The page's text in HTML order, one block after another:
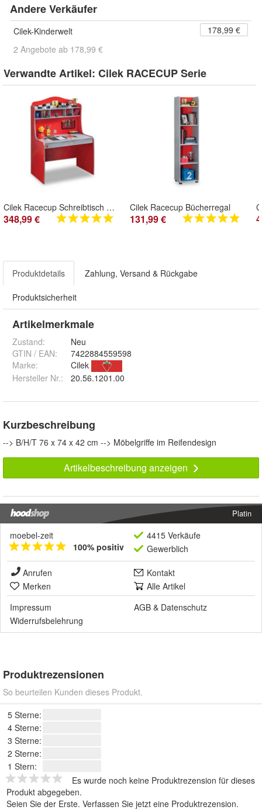
Andere Verkäufer
Cilek-Kinderwelt
178,99 €
2 Angebote ab 178,99 €
Verwandte Artikel: Cilek RACECUP Serie
Cilek Racecup Schreibtisch mit Aufsatz
348,99 €
Cilek Racecup Bücherregal
131,99 €
Produktdetails Zahlung, Versand & Rückgabe
Produktsicherheit
Artikelmerkmale
Zustand:
Neu
GTIN / EAN:
7422884559598
Marke:
Cilek
Hersteller Nr.:
20.56.1201.00
Kurzbeschreibung
--> B/H/T 76 x 74 x 42 cm --> Möbelgriffe im Reifendesign
Artikelbeschreibung anzeigen
Platin
moebel-zeit
100% positiv
4415 Verkäufe
Gewerblich
Anrufen
Kontakt
Merken
Alle Artikel
Impressum
AGB & Datenschutz
Widerrufsbelehrung
Produktrezensionen
So beurteilen Kunden dieses Produkt.
5 Sterne:
4 Sterne:
3 Sterne:
2 Sterne:
1 Stern:
Es wurde noch keine Produktrezension für dieses
Produkt abgegeben.
Seien Sie der Erste. Verfassen Sie jetzt eine Produktrezension.